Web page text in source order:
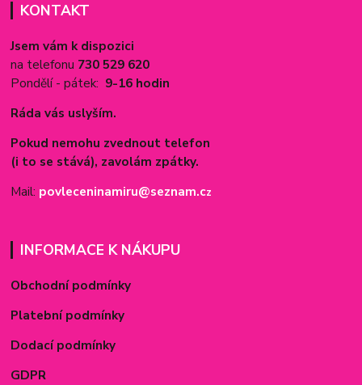
KONTAKT
Jsem vám k dispozici
na telefonu 730 529 620
Pondělí - pátek: 9-16 hodin
Ráda vás uslyším.
Pokud nemohu zvednout telefon
(i to se stává), zavolám zpátky.
Mail: povleceninamiru@seznam.cz
INFORMACE K NÁKUPU
Obchodní podmínky
Platební podmínky
Dodací podmínky
GDPR